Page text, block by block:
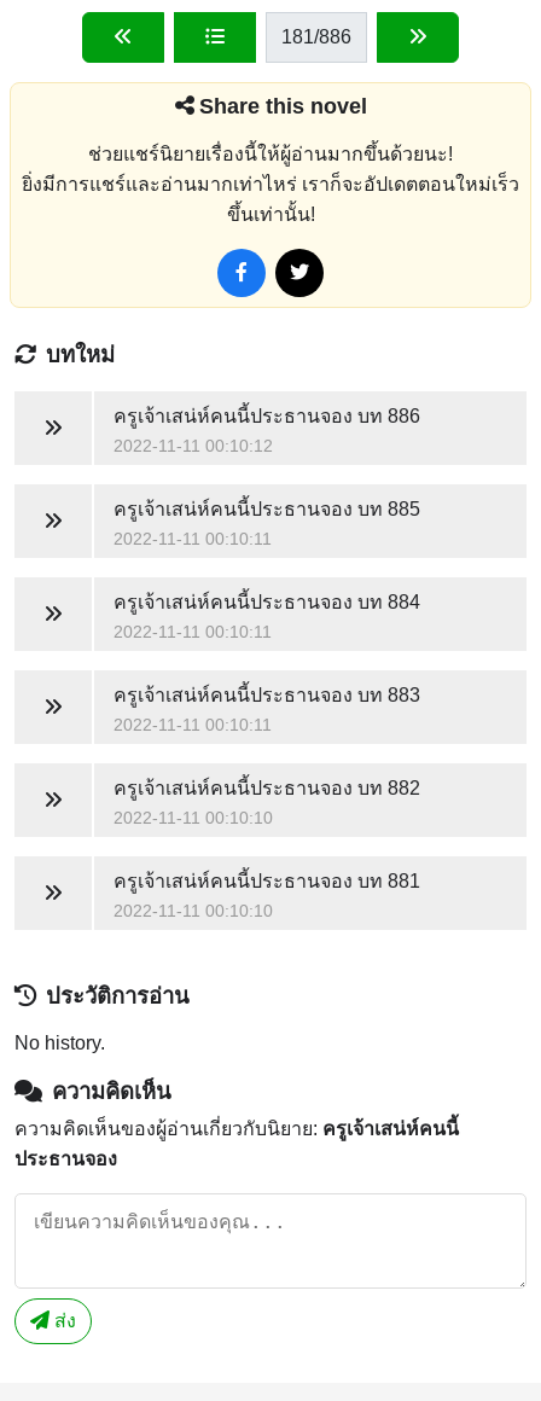
181/886
Share this novel
ช่วยแชร์นิยายเรื่องนี้ให้ผู้อ่านมากขึ้นด้วยนะ!
ยิ่งมีการแชร์และอ่านมากเท่าไหร่ เราก็จะอัปเดตตอนใหม่เร็ว
ขึ้นเท่านั้น!
บทใหม่
ครูเจ้าเสน่ห์คนนี้ประธานจอง บท 886
2022-11-11 00:10:12
ครูเจ้าเสน่ห์คนนี้ประธานจอง บท 885
2022-11-11 00:10:11
ครูเจ้าเสน่ห์คนนี้ประธานจอง บท 884
2022-11-11 00:10:11
ครูเจ้าเสน่ห์คนนี้ประธานจอง บท 883
2022-11-11 00:10:11
ครูเจ้าเสน่ห์คนนี้ประธานจอง บท 882
2022-11-11 00:10:10
ครูเจ้าเสน่ห์คนนี้ประธานจอง บท 881
2022-11-11 00:10:10
ประวัติการอ่าน
No history.
ความคิดเห็น
ความคิดเห็นของผู้อ่านเกี่ยวกับนิยาย: ครูเจ้าเสน่ห์คนนี้
ประธานจอง
ส่ง